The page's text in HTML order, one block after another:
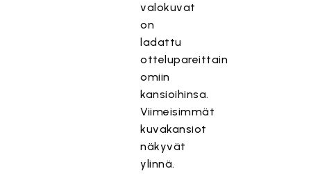
valokuvat
on
ladattu
ottelupareittain
omiin
kansioihinsa.
Viimeisimmät
kuvakansiot
näkyvät
ylinnä.